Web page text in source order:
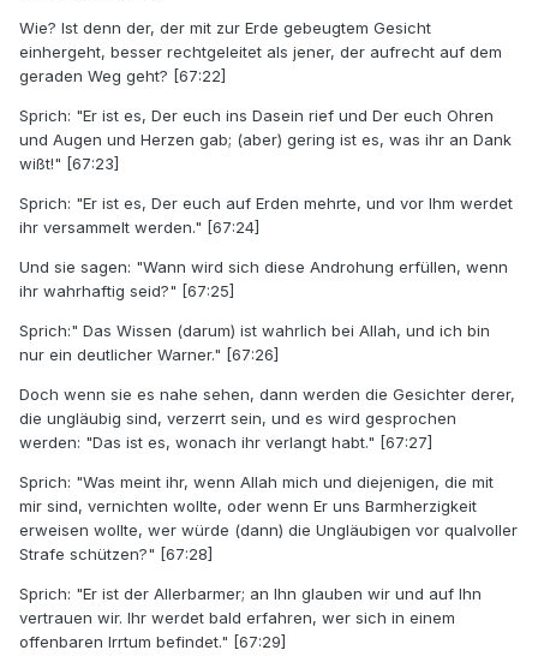
Wie? Ist denn der, der mit zur Erde gebeugtem Gesicht
einhergeht, besser rechtgeleitet als jener, der aufrecht auf dem
geraden Weg geht? [67:22]
Sprich: "Er ist es, Der euch ins Dasein rief und Der euch Ohren
und Augen und Herzen gab; (aber) gering ist es, was ihr an Dank
wißt!" [67:23]
Sprich: "Er ist es, Der euch auf Erden mehrte, und vor Ihm werdet
ihr versammelt werden." [67:24]
Und sie sagen: "Wann wird sich diese Androhung erfüllen, wenn
ihr wahrhaftig seid?" [67:25]
Sprich:" Das Wissen (darum) ist wahrlich bei Allah, und ich bin
nur ein deutlicher Warner." [67:26]
Doch wenn sie es nahe sehen, dann werden die Gesichter derer,
die ungläubig sind, verzerrt sein, und es wird gesprochen
werden: "Das ist es, wonach ihr verlangt habt." [67:27]
Sprich: "Was meint ihr, wenn Allah mich und diejenigen, die mit
mir sind, vernichten wollte, oder wenn Er uns Barmherzigkeit
erweisen wollte, wer würde (dann) die Ungläubigen vor qualvoller
Strafe schützen?" [67:28]
Sprich: "Er ist der Allerbarmer; an Ihn glauben wir und auf Ihn
vertrauen wir. Ihr werdet bald erfahren, wer sich in einem
offenbaren Irrtum befindet." [67:29]